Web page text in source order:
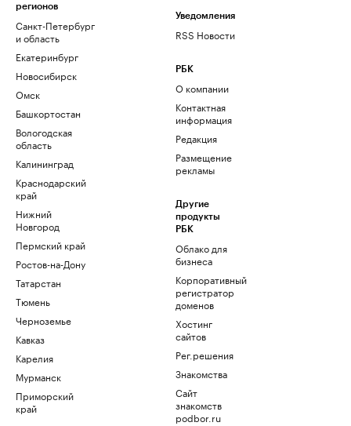
регионов
Санкт-Петербург
и область
Екатеринбург
Новосибирск
Омск
Башкортостан
Вологодская
область
Калининград
Краснодарский
край
Нижний
Новгород
Пермский край
Ростов-на-Дону
Татарстан
Тюмень
Черноземье
Кавказ
Карелия
Мурманск
Приморский
край
Уведомления
RSS Новости
РБК
О компании
Контактная
информация
Редакция
Размещение
рекламы
Другие
продукты
РБК
Облако для
бизнеса
Корпоративный
регистратор
доменов
Хостинг
сайтов
Рег.решения
Знакомства
Сайт
знакомств
podbor.ru